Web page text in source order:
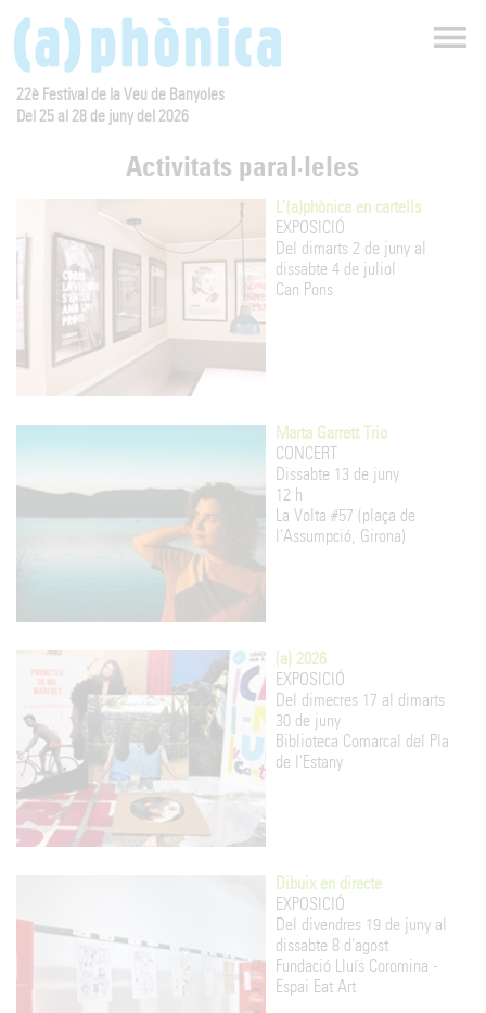
22è Festival de la Veu de Banyoles
Del 25 al 28 de juny del 2026
Activitats paral·leles
L’(a)phònica en cartells
EXPOSICIÓ
Del dimarts 2 de juny al
dissabte 4 de juliol
Can Pons
Marta Garrett Trio
CONCERT
Dissabte 13 de juny
12 h
La Volta #57 (plaça de
l'Assumpció, Girona)
(a) 2026
EXPOSICIÓ
Del dimecres 17 al dimarts
30 de juny
Biblioteca Comarcal del Pla
de l'Estany
Dibuix en directe
EXPOSICIÓ
Del divendres 19 de juny al
dissabte 8 d'agost
Fundació Lluís Coromina -
Espai Eat Art